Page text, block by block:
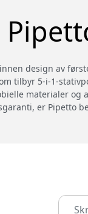
design av
tilbyr 5-i-1-
materialer og
er Pipetto